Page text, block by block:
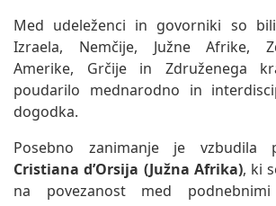
Med udeleženci in govorniki so
Izraela, Nemčije, Južne Afrike,
Amerike, Grčije in Združenega
poudarilo mednarodno in
dogodka.
Posebno zanimanje je vzbudila
Cristiana d’Orsija (Južna Afrika), ki
na povezanost med podnebnimi